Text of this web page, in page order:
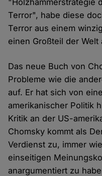
"Holzhammerstrategie
Terror", habe diese
Terror aus einem
einen Großteil der
Das neue Buch von
Probleme wie die
auf. Er hat sich von
amerikanischer Politik
Kritik an der US-
Chomsky kommt als
Verdienst zu, immer
einseitigen
anargumentiert zu